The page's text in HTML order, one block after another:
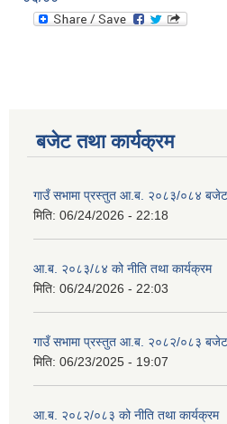
बजेट तथा कार्यक्रम
गाउँ सभामा प्रस्तुत आ.ब. २०८३/०८४
मिति: 06/24/2026 - 22:18
आ.ब. २०८३/८४ को नीति तथा कार्यक्रम
मिति: 06/24/2026 - 22:03
गाउँ सभामा प्रस्तुत आ.ब. २०८२/०८३
मिति: 06/23/2025 - 19:07
आ.ब. २०८२/०८३ को नीति तथा कार्यक्रम